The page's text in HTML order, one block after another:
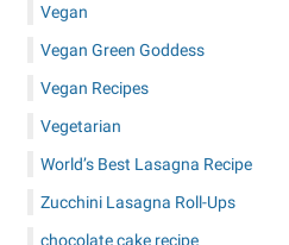
Vegan
Vegan Green Goddess
Vegan Recipes
Vegetarian
World’s Best Lasagna Recipe
Zucchini Lasagna Roll-Ups
chocolate cake recipe